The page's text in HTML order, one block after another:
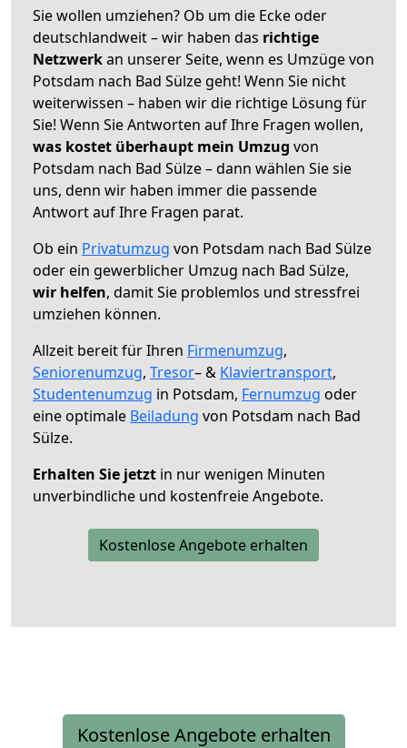
Sie wollen umziehen? Ob um die Ecke oder
deutschlandweit – wir haben das richtige
Netzwerkan unserer Seite, wenn es Umzüge von
Potsdam nach Bad Sülze geht! Wenn Sie nicht
weiterwissen – haben wir die richtige Lösung für
Sie! Wenn Sie Antworten auf Ihre Fragen wollen,
was kostet überhaupt mein Umzug von
Potsdam nach Bad Sülze – dann wählen Sie sie
uns, denn wir haben immer die passende
Antwort auf Ihre Fragen parat.
Ob ein Privatumzug von Potsdam nach Bad Sülze
oder ein gewerblicher Umzug nach Bad Sülze,
wir helfen, damit Sie problemlos und stressfrei
umziehen können.
Allzeit bereit für Ihren Firmenumzug,
Seniorenumzug, Tresor– & Klaviertransport,
Studentenumzug in Potsdam, Fernumzug oder
eine optimale Beiladung von Potsdam nach Bad
Sülze.
Erhalten Sie jetzt in nur wenigen Minuten
unverbindliche und kostenfreie Angebote.
Kostenlose Angebote erhalten
Kostenlose Angebote erhalten